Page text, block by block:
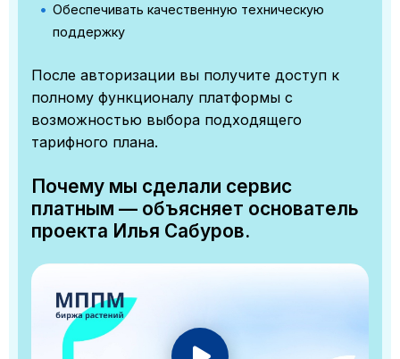
Обеспечивать качественную техническую
поддержку
После авторизации вы получите доступ к
полному функционалу платформы с
возможностью выбора подходящего
тарифного плана.
Почему мы сделали сервис
платным — объясняет основатель
проекта Илья Сабуров.